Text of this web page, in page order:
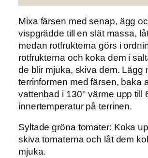
Mixa färsen med senap, ägg
vispgrädde till en slät massa,
medan rotfrukterna görs i
rotfrukterna och koka dem i
de blir mjuka, skiva dem. Lägg
terrinformen med färsen, baka
vattenbad i 130° värme upp till
innertemperatur på terrinen.
Syltade gröna tomater: Koka
skiva tomaterna och låt dem
mjuka.